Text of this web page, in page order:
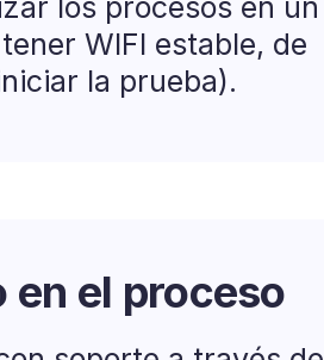
los procesos en un
WIFI estable, de
la prueba).
en el proceso